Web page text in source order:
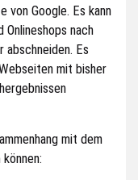
von Google. Es kann
Onlineshops nach
abschneiden. Es
mit bisher
mit dem